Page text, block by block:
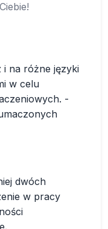
i na różne języki
w celu
-
dwóch
w pracy